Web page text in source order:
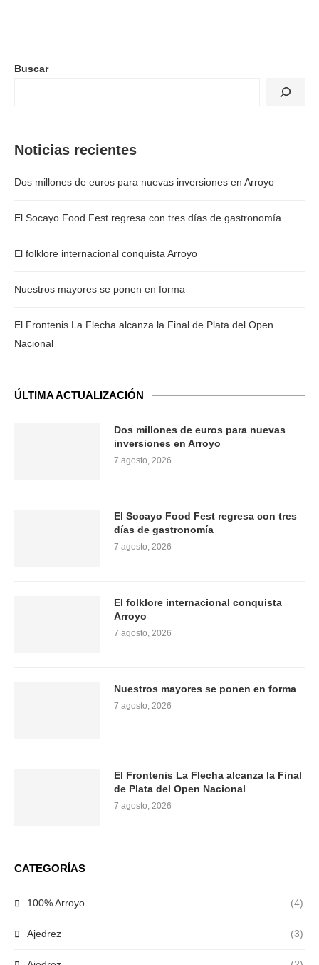
Buscar
Noticias recientes
Dos millones de euros para nuevas inversiones en Arroyo
El Socayo Food Fest regresa con tres días de gastronomía
El folklore internacional conquista Arroyo
Nuestros mayores se ponen en forma
El Frontenis La Flecha alcanza la Final de Plata del Open
Nacional
ÚLTIMA ACTUALIZACIÓN
Dos millones de euros para nuevas
inversiones en Arroyo
7 agosto, 2026
El Socayo Food Fest regresa con tres
días de gastronomía
7 agosto, 2026
El folklore internacional conquista
Arroyo
7 agosto, 2026
Nuestros mayores se ponen en forma
7 agosto, 2026
El Frontenis La Flecha alcanza la Final
de Plata del Open Nacional
7 agosto, 2026
CATEGORÍAS
100% Arroyo (4)
Ajedrez (3)